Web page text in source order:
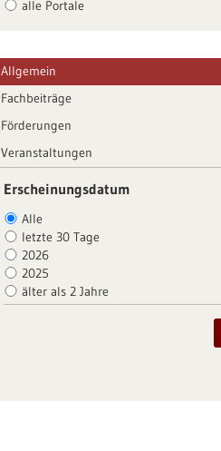
alle Portale
Allgemein
Fachbeiträge
Förderungen
Veranstaltungen
Erscheinungsdatum
Alle
letzte 30 Tage
2026
2025
älter als 2 Jahre